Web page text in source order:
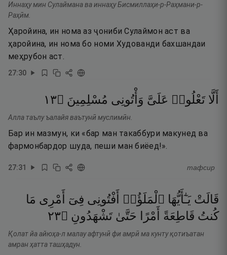
Иннаҳу мин Сулаймана ва иннаҳу Бисмиллаҳи-р-Раҳмани-р-
Раҳӣм.
Ҳаройина, ин нома аз ҷониби Сулаймон аст ва
ҳаройина, ин нома бо номи Худованди бахшандаи
меҳрубон аст.
27:30
أَلَّا تَعْلُوا۟ عَلَىَّ وَأْتُونِى مُسْلِمِينَ ۝٣١
Алла таълу ъалайя ваътунӣ муслимӣн.
Бар ин мазмун, ки «бар ман такаббури макунед ва
фармонбардор шуда, пеши ман биёед!».
27:31 тафсир
قَالَتْ يَـٰٓأَيُّهَا ٱلْمَلَؤُا۟ أَفْتُونِى فِىٓ أَمْرِى مَا
كُنتُ قَاطِعَةً أَمْرًا حَتَّىٰ تَشْهَدُونِ ۝٣٢
Қолат йа айюҳа-л малау афтунӣ фи амрӣ ма кунту қотиъатан
амран ҳатта ташҳадун.